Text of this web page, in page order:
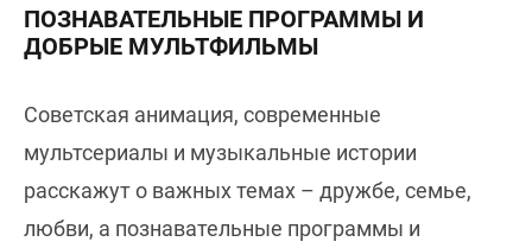
ПОЗНАВАТЕЛЬНЫЕ ПРОГРАММЫ И
ДОБРЫЕ МУЛЬТФИЛЬМЫ
Советская анимация, современные
мультсериалы и музыкальные истории
расскажут о важных темах – дружбе, семье,
любви, а познавательные программы и